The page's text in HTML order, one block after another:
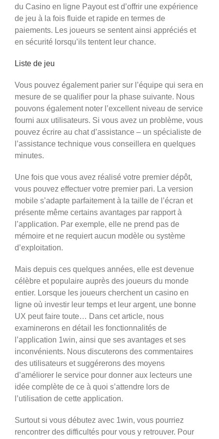
du Casino en ligne Payout est d’offrir une expérience
de jeu à la fois fluide et rapide en termes de
paiements. Les joueurs se sentent ainsi appréciés et
en sécurité lorsqu’ils tentent leur chance.
Liste de jeu
Vous pouvez également parier sur l’équipe qui sera en
mesure de se qualifier pour la phase suivante. Nous
pouvons également noter l’excellent niveau de service
fourni aux utilisateurs. Si vous avez un problème, vous
pouvez écrire au chat d’assistance – un spécialiste de
l’assistance technique vous conseillera en quelques
minutes.
Une fois que vous avez réalisé votre premier dépôt,
vous pouvez effectuer votre premier pari. La version
mobile s’adapte parfaitement à la taille de l’écran et
présente même certains avantages par rapport à
l’application. Par exemple, elle ne prend pas de
mémoire et ne requiert aucun modèle ou système
d’exploitation.
Mais depuis ces quelques années, elle est devenue
célèbre et populaire auprès des joueurs du monde
entier. Lorsque les joueurs cherchent un casino en
ligne où investir leur temps et leur argent, une bonne
UX peut faire toute… Dans cet article, nous
examinerons en détail les fonctionnalités de
l’application 1win, ainsi que ses avantages et ses
inconvénients. Nous discuterons des commentaires
des utilisateurs et suggérerons des moyens
d’améliorer le service pour donner aux lecteurs une
idée complète de ce à quoi s’attendre lors de
l’utilisation de cette application.
Surtout si vous débutez avec 1win, vous pourriez
rencontrer des difficultés pour vous y retrouver. Pour